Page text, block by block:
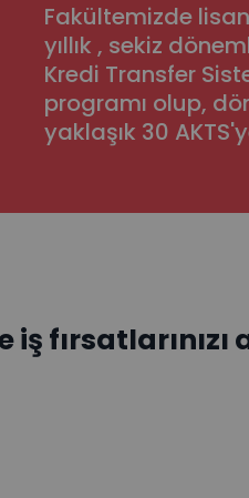
Fakültemizde
yıllık , sekiz
Kredi Transfer
programı olup,
yaklaşık 30
fırsatlarınızı